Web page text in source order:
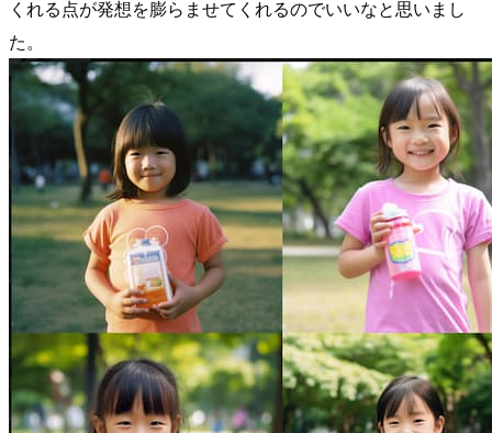
くれる点が発想を膨らませてくれるのでいいなと思いまし
た。